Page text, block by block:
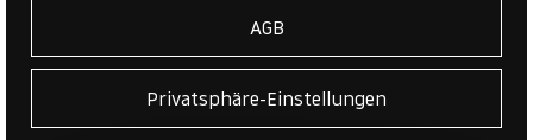
AGB
Privatsphäre-Einstellungen